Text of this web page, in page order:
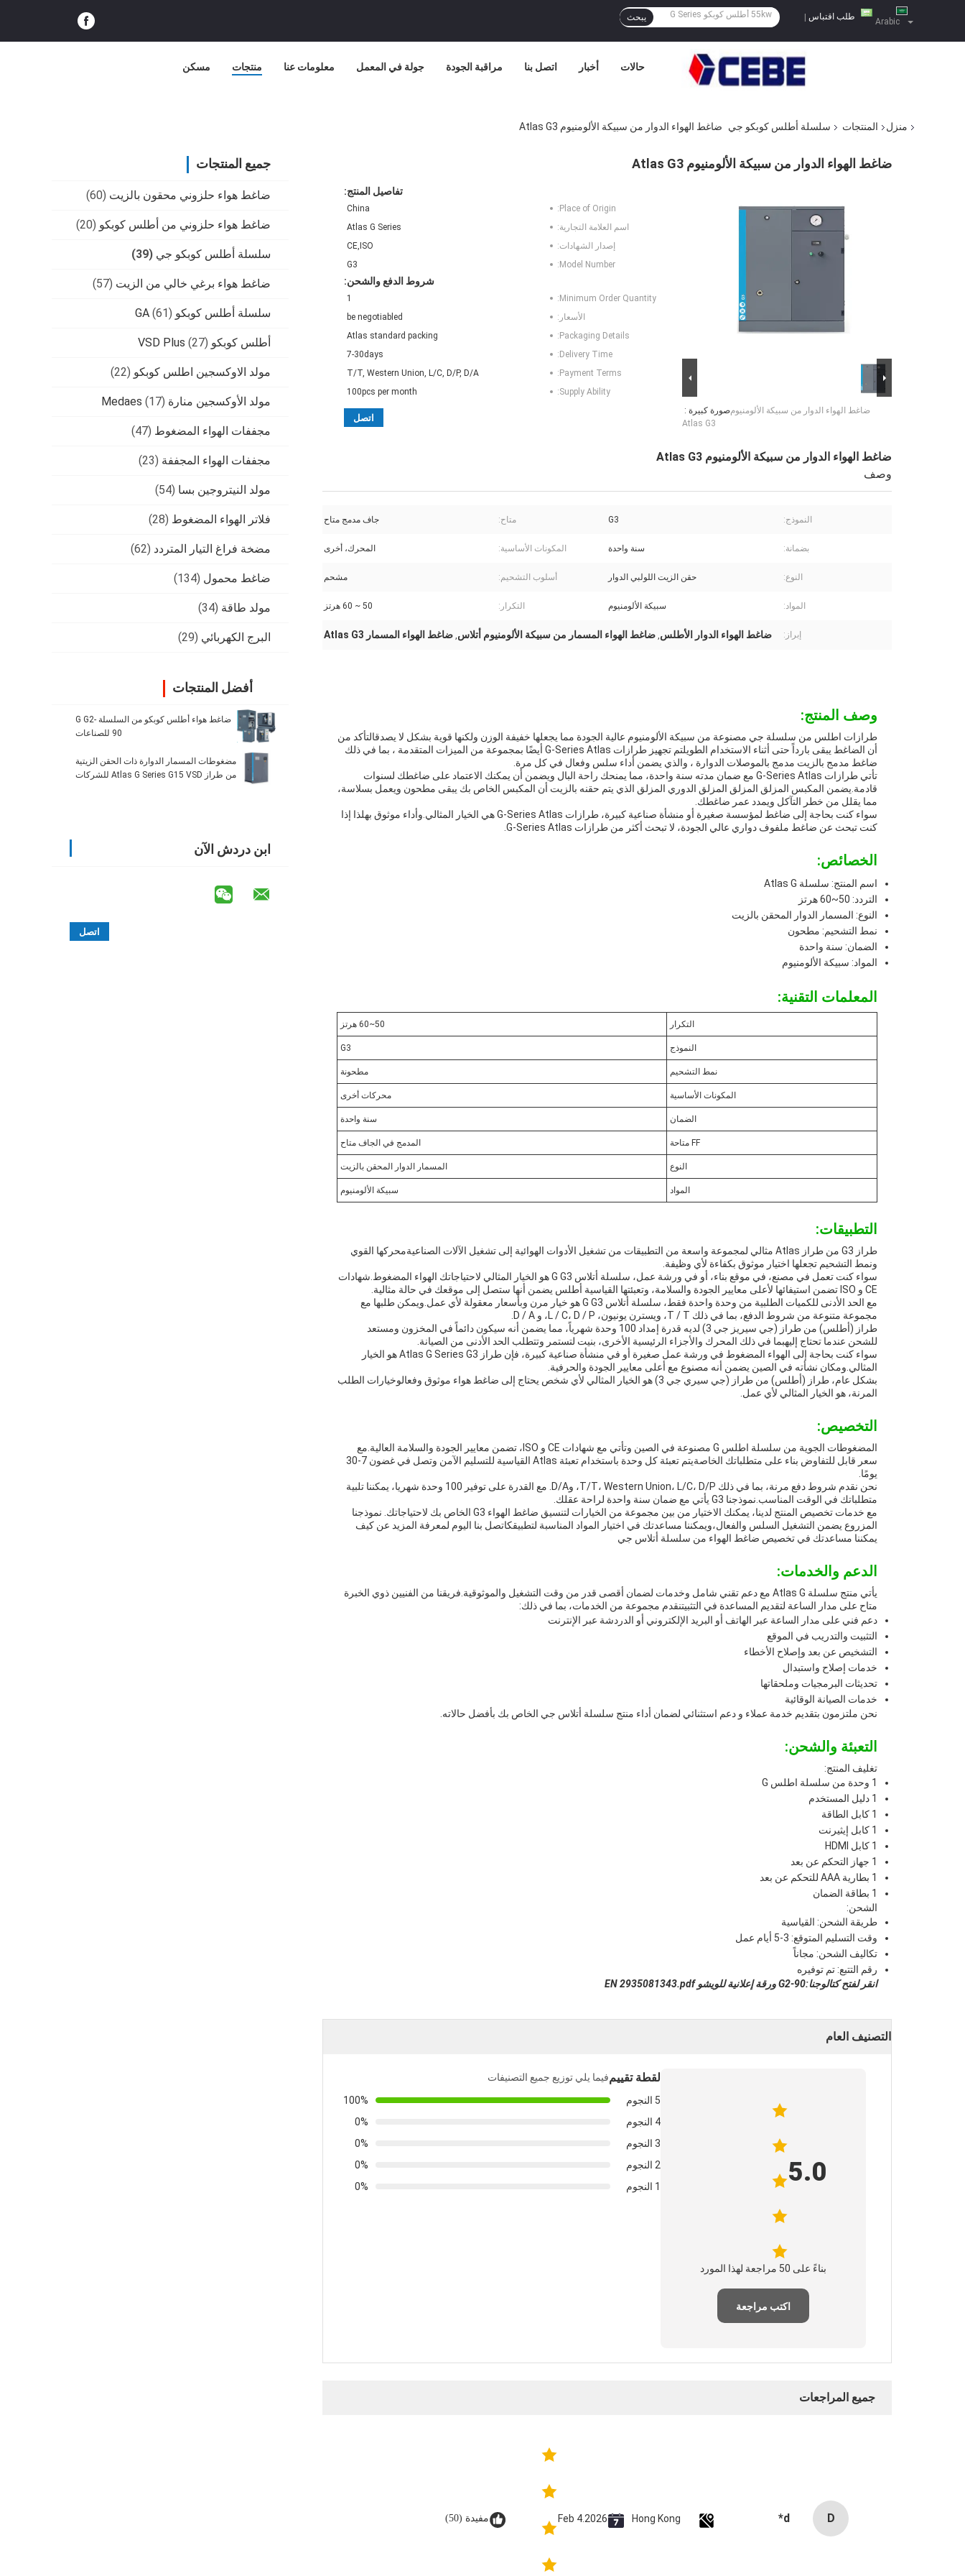
Arabic طلب اقتباس يبحث
مسكن منتجات معلومات عنا جولة في المعمل مراقبة الجودة اتصل بنا أخبار حالات
منزل المنتجات سلسلة أطلس كوبكو جي ضاغط الهواء الدوار من سبيكة الألومنيوم Atlas G3
جميع المنتجات
ضاغط هواء حلزوني محقون بالزيت (60)
ضاغط هواء حلزوني من أطلس كوبكو (20)
سلسلة أطلس كوبكو جي (39)
ضاغط هواء برغي خالي من الزيت (57)
سلسلة أطلس كوبكو GA (61)
أطلس كوبكو VSD Plus (27)
مولد الاوكسجين اطلس كوبكو (22)
مولد الأوكسجين منارة Medaes (17)
مجففات الهواء المضغوط (47)
مجففات الهواء المجففة (23)
مولد النيتروجين بسا (54)
فلاتر الهواء المضغوط (28)
مضخة فراغ التيار المتردد (62)
ضاغط محمول (134)
مولد طاقة (34)
البرج الكهربائي (29)
أفضل المنتجات
ضاغط هواء أطلس كوبكو من السلسلة G G2-
90 للصناعات
مضغوطات المسمار الدوارة ذات الحقن الزيتية
من طراز Atlas G Series G15 VSD للشركات
ابن دردش الآن
ضاغط الهواء الدوار من سبيكة الألومنيوم Atlas G3
صورة كبيرة :ضاغط الهواء الدوار من سبيكة الألومنيوم
Atlas G3
تفاصيل المنتج:
Place of Origin:
China
اسم العلامة التجارية:
Atlas G Series
إصدار الشهادات:
CE,ISO
Model Number:
G3
شروط الدفع والشحن:
Minimum Order Quantity:
1
الأسعار:
be negotiabled
Packaging Details:
Atlas standard packing
Delivery Time:
7-30days
Payment Terms:
T/T, Western Union, L/C, D/P, D/A
Supply Ability:
100pcs per month
اتصل
ضاغط الهواء الدوار من سبيكة الألومنيوم Atlas G3
وصف
النموذج: G3 متاح: جاف مدمج متاح
بضمانة: سنة واحدة المكونات الأساسية: المحرك، أخرى
النوع: حقن الزيت اللولبي الدوار أسلوب التشحيم: مشحم
المواد: سبيكة الألومنيوم التكرار: 50 ~ 60 هرتز
إبراز: ضاغط الهواء الدوار الأطلس, ضاغط الهواء المسمار من سبيكة الألومنيوم أتلاس, ضاغط الهواء المسمار Atlas G3
وصف المنتج:
طرازات اطلس من سلسلة جي مصنوعة من سبيكة الألومنيوم عالية الجودة مما يجعلها خفيفة الوزن ولكنها قوية بشكل لا يصدقالتأكد من
أن الضاغط يبقى بارداً حتى أثناء الاستخدام الطويلتم تجهيز طرازات G-Series Atlas أيضًا بمجموعة من الميزات المتقدمة ، بما في ذلك
ضاغط مدمج بالزيت مدمج بالموصلات الدوارة ، والذي يضمن أداء سلس وفعال في كل مرة.
تأتي طرازات G-Series Atlas مع ضمان مدته سنة واحدة، مما يمنحك راحة البال ويضمن أن يمكنك الاعتماد على ضاغطك لسنوات
قادمة.يضمن المكبس المزلق المزلق المزلق الدوري المزلق الذي يتم حقنه بالزيت أن المكبس الخاص بك يبقى مطحون ويعمل بسلاسة،
مما يقلل من خطر التآكل ويمدد عمر ضاغطك.
سواء كنت بحاجة إلى ضاغط لمؤسسة صغيرة أو منشأة صناعية كبيرة، طرازات G-Series Atlas هي الخيار المثالي.وأداء موثوق بهلذا إذا
كنت تبحث عن ضاغط ملفوف دواري عالي الجودة، لا تبحث أكثر من طرازات G-Series Atlas.
الخصائص:
اسم المنتج: سلسلة Atlas G
التردد: 50~60 هرتز
النوع: المسمار الدوار المحقن بالزيت
نمط التشحيم: مطحون
الضمان: سنة واحدة
المواد: سبيكة الألومنيوم
المعلمات التقنية:
التكرار 50~60 هرتز
النموذج G3
نمط التشحيم مطحونة
المكونات الأساسية محركات أخرى
الضمان سنة واحدة
FF متاحة المدمج في الجاف متاح
النوع المسمار الدوار المحقن بالزيت
المواد سبيكة الألومنيوم
التطبيقات:
طراز G3 من طراز Atlas مثالي لمجموعة واسعة من التطبيقات من تشغيل الأدوات الهوائية إلى تشغيل الآلات الصناعيةمحركها القوي
ونمط التشحيم تجعلها اختيار موثوق بكفاءة لأي وظيفة.
سواء كنت تعمل في مصنع، في موقع بناء، أو في ورشة عمل، سلسلة أتلاس G G3 هو الخيار المثالي لاحتياجاتك الهواء المضغوط.شهادات
CE و ISO تضمن استيفائها لأعلى معايير الجودة والسلامة، وتعبئتها القياسية أطلس يضمن أنها ستصل إلى موقعك في حالة مثالية.
مع الحد الأدنى للكميات الطلبية من وحدة واحدة فقط، سلسلة أتلاس G G3 هو خيار مرن وبأسعار معقولة لأي عمل.ويمكن طلبها مع
مجموعة متنوعة من شروط الدفع، بما في ذلك T / T، ويسترن يونيون، L / C، D / P، و D / A.
طراز (أطلس) من طراز (جي سيريز جي 3) لديه قدرة إمداد 100 وحدة شهرياً، مما يضمن أنه سيكون دائماً في المخزون ومستعد
للشحن عندما تحتاج إليهبما في ذلك المحرك والأجزاء الرئيسية الأخرى، بنيت لتستمر وتتطلب الحد الأدنى من الصيانة.
سواء كنت بحاجة إلى الهواء المضغوط في ورشة عمل صغيرة أو في منشأة صناعية كبيرة، فإن طراز Atlas G Series G3 هو الخيار
المثالي.ومكان نشأته في الصين يضمن أنه مصنوع مع أعلى معايير الجودة والحرفية.
بشكل عام، طراز (أطلس) من طراز (جي سيري جي 3) هو الخيار المثالي لأي شخص يحتاج إلى ضاغط هواء موثوق وفعالوخيارات الطلب
المرنة، هو الخيار المثالي لأي عمل.
التخصيص:
المضغوطات الجوية من سلسلة اطلس G مصنوعة في الصين وتأتي مع شهادات CE و ISO، تضمن معايير الجودة والسلامة العالية.مع
سعر قابل للتفاوض بناء على متطلباتك الخاصةيتم تعبئة كل وحدة باستخدام تعبئة Atlas القياسية للتسليم الآمن وتصل في غضون 7-30
يومًا.
نحن نقدم شروط دفع مرنة، بما في ذلك T/T، Western Union، L/C، D/P، وD/A. مع القدرة على توفير 100 وحدة شهريا، يمكننا تلبية
متطلباتك في الوقت المناسب.نموذجنا G3 يأتي مع ضمان سنة واحدة لراحة عقلك.
مع خدمات تخصيص المنتج لدينا، يمكنك الاختيار من بين مجموعة من الخيارات لتنسيق ضاغط الهواء G3 الخاص بك لاحتياجاتك. نموذجنا
المزروع يضمن التشغيل السلس والفعال،ويمكننا مساعدتك في اختيار المواد المناسبة لتطبيقكاتصل بنا اليوم لمعرفة المزيد عن كيف
يمكننا مساعدتك في تخصيص ضاغط الهواء من سلسلة أتلاس جي
الدعم والخدمات:
يأتي منتج سلسلة Atlas G مع دعم تقني شامل وخدمات لضمان أقصى قدر من وقت التشغيل والموثوقية.فريقنا من الفنيين ذوي الخبرة
متاح على مدار الساعة لتقديم المساعدة في التثبيتنقدم مجموعة من الخدمات، بما في ذلك:
دعم فني على مدار الساعة عبر الهاتف أو البريد الإلكتروني أو الدردشة عبر الإنترنت
التثبيت والتدريب في الموقع
التشخيص عن بعد وإصلاح الأخطاء
خدمات إصلاح واستبدال
تحديثات البرمجيات وملحقاتها
خدمات الصيانة الوقائية
نحن ملتزمون بتقديم خدمة عملاء و دعم استثنائي لضمان أداء منتج سلسلة أتلاس جي الخاص بك بأفضل حالاته.
التعبئة والشحن:
تغليف المنتج:
1 وحدة من سلسلة اطلس G
1 دليل المستخدم
1 كابل الطاقة
1 كابل إيثيرنت
1 كابل HDMI
1 جهاز التحكم عن بعد
1 بطارية AAA للتحكم عن بعد
1 بطاقة الضمان
الشحن:
طريقة الشحن: القياسية
وقت التسليم المتوقع: 3-5 أيام عمل
تكاليف الشحن: مجاناً
رقم التتبع: تم توفيره
انقر لفتح كتالوجنا:G2-90 ورقة إعلانية للويشو EN 2935081343.pdf
التصنيف العام
5.0
بناءً على 50 مراجعة لهذا المورد
اكتب مراجعة
لقطة تقييمفيما يلي توزيع جميع التصنيفات
5 النجوم
100%
4 النجوم
0%
3 النجوم
0%
2 النجوم
0%
1 النجوم
0%
جميع المراجعات
D
d*
Hong Kong
Feb 4.2026 مفيدة (50)